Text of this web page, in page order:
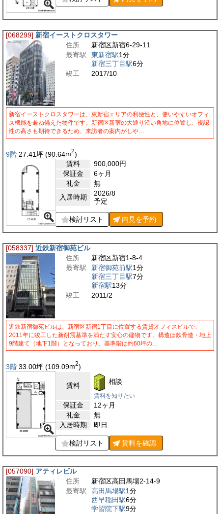
[068299] 新宿イーストクロスタワー
住所
新宿区新宿6-29-11
最寄駅
東新宿駅1分
新宿三丁目駅6分
竣工
2017/10
新宿イーストクロスタワーは、東新宿エリアの利便性と、使いやすいオフィ
ス機能を兼ね備えた物件です。新宿区新宿の大通り沿い角地に位置し、視認
性の高さも期待できるため、来訪者の案内がしや…
9階 27.41坪 (90.64m2)
賃料
900,000円
保証金
6ヶ月
礼金
無
入居時期
2026/8
予定
検討リスト 内見を予約
[058337] 近鉄新宿御苑ビル
住所
新宿区新宿1-8-4
最寄駅
新宿御苑前駅1分
新宿三丁目駅7分
新宿駅13分
竣工
2011/2
近鉄新宿御苑ビルは、新宿区新宿1丁目に位置する賃貸オフィスビルで、
2011年に竣工した新耐震基準を満たす安心の建物です。構造は鉄骨造・地上
9階建て（地下1階）となっており、基準階は約60坪の…
3階 33.00坪 (109.09m2)
賃料 相談
賃料を知りたい
保証金
12ヶ月
礼金
無
入居時期
即日
検討リスト 賃料を確認
[057090] アティレビル
住所
新宿区高田馬場2-14-9
最寄駅
高田馬場駅1分
西早稲田駅6分
学習院下駅9分